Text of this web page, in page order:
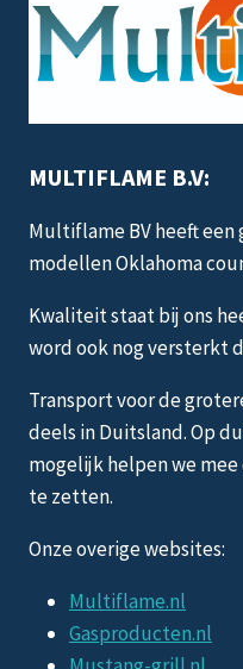
MULTIFLAME B.V:
Multiflame BV heeft een
modellen Oklahoma
Kwaliteit staat bij ons
word ook nog versterkt
Transport voor de
deels in Duitsland. Op
mogelijk helpen we
te zetten.
Onze overige websites:
Multiflame.nl
Gasproducten.nl